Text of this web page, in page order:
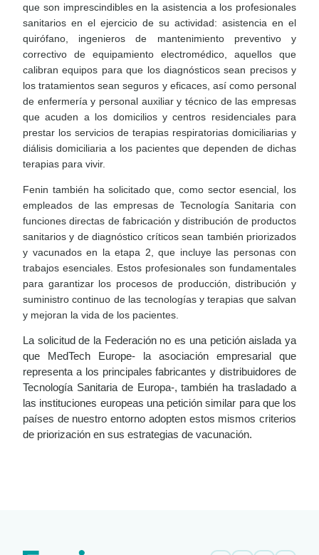
que son imprescindibles en la asistencia a los profesionales
sanitarios en el ejercicio de su actividad: asistencia en el
quirófano, ingenieros de mantenimiento preventivo y
correctivo de equipamiento electromédico, aquellos que
calibran equipos para que los diagnósticos sean precisos y
los tratamientos sean seguros y eficaces, así como personal
de enfermería y personal auxiliar y técnico de las empresas
que acuden a los domicilios y centros residenciales para
prestar los servicios de terapias respiratorias domiciliarias y
diálisis domiciliaria a los pacientes que dependen de dichas
terapias para vivir.
Fenin también ha solicitado que, como sector esencial, los
empleados de las empresas de Tecnología Sanitaria con
funciones directas de fabricación y distribución de productos
sanitarios y de diagnóstico críticos sean también priorizados
y vacunados en la etapa 2, que incluye las personas con
trabajos esenciales. Estos profesionales son fundamentales
para garantizar los procesos de producción, distribución y
suministro continuo de las tecnologías y terapias que salvan
y mejoran la vida de los pacientes.
La solicitud de la Federación no es una petición aislada ya
que MedTech Europe- la asociación empresarial que
representa a los principales fabricantes y distribuidores de
Tecnología Sanitaria de Europa-, también ha trasladado a
las instituciones europeas una petición similar para que los
países de nuestro entorno adopten estos mismos criterios
de priorización en sus estrategias de vacunación.